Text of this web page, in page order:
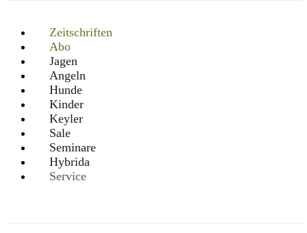
Zeitschriften
Abo
Jagen
Angeln
Hunde
Kinder
Keyler
Sale
Seminare
Hybrida
Service